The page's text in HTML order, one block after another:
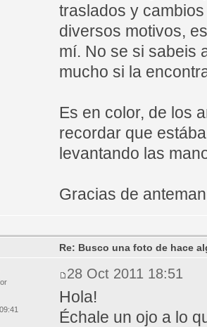
traslados y
diversos motivos,
mí. No se si sabeis
mucho si la
Es en color, de los
recordar que
levantando las
Gracias de
Re: Busco una foto de hace
28 Oct 2011 18:51
Hola!
Échale un ojo a lo